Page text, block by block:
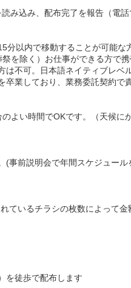
み込み、配布完了を報告（電話
分以内で移動することが可能な
を除く）お仕事ができる方で
は不可。日本語ネイティブレベ
卒業しており、業務委託契約で
よい時間でOKです。（天候に
(事前説明会で年間スケジュール
ているチラシの枚数によって金
徒歩で配布します